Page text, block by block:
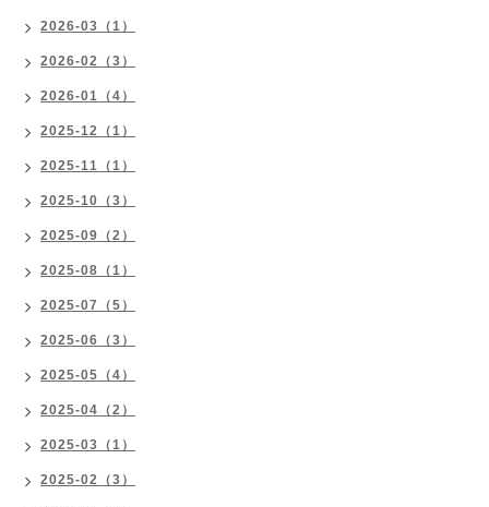
2026-03（1）
2026-02（3）
2026-01（4）
2025-12（1）
2025-11（1）
2025-10（3）
2025-09（2）
2025-08（1）
2025-07（5）
2025-06（3）
2025-05（4）
2025-04（2）
2025-03（1）
2025-02（3）